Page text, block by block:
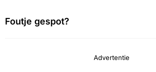
Foutje gespot?
Advertentie